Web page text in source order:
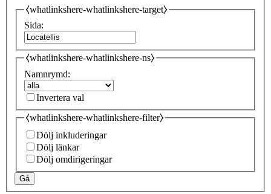
⧼whatlinkshere-whatlinkshere-target⧽
Sida:
⧼whatlinkshere-whatlinkshere-ns⧽
Namnrymd:
Invertera val
⧼whatlinkshere-whatlinkshere-filter⧽
Dölj inkluderingar
Dölj länkar
Dölj omdirigeringar
Gå